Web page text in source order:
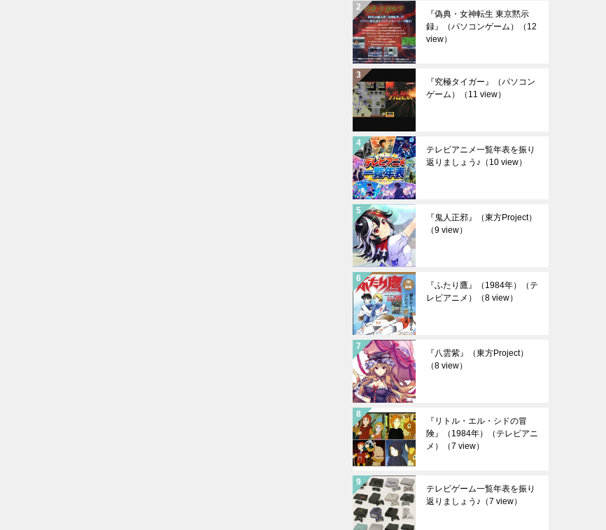
『偽典・女神転生 東京黙示
録』（パソコンゲーム）
（12
view）
『究極タイガー』（パソコン
ゲーム）
（11 view）
テレビアニメ一覧年表を振り
返りましょう♪ （10 view）
『鬼人正邪』（東方Project）
（9 view）
『ふたり鷹』（1984年）（テ
レビアニメ）
（8 view）
『八雲紫』（東方Project）
（8 view）
『リトル・エル・シドの冒
険』（1984年）（テレビアニ
メ）
（7 view）
テレビゲーム一覧年表を振り
返りましょう♪ （7 view）